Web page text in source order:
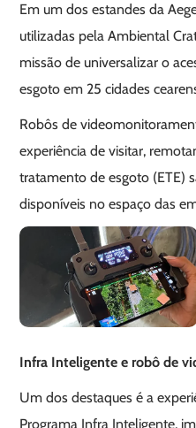
Em um dos estandes da
utilizadas pela Ambiental
missão de universalizar o
esgoto em 25 cidades
Robôs de
experiência de visitar,
tratamento de esgoto (ETE)
disponíveis no espaço das
Infra Inteligente e robô de
Um dos destaques é a
Programa Infra Inteligente,